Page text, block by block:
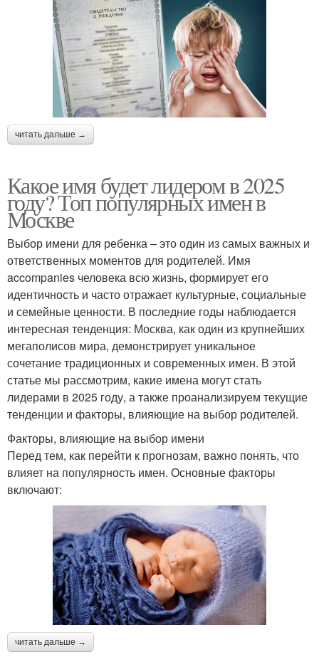
читать дальше →
Какое имя будет лидером в 2025
году? Топ популярных имен в
Москве
Выбор имени для ребенка – это один из самых важных и
ответственных моментов для родителей. Имя
accompanies человека всю жизнь, формирует его
идентичность и часто отражает культурные, социальные
и семейные ценности. В последние годы наблюдается
интересная тенденция: Москва, как один из крупнейших
мегаполисов мира, демонстрирует уникальное
сочетание традиционных и современных имен. В этой
статье мы рассмотрим, какие имена могут стать
лидерами в 2025 году, а также проанализируем текущие
тенденции и факторы, влияющие на выбор родителей.
Факторы, влияющие на выбор имени
Перед тем, как перейти к прогнозам, важно понять, что
влияет на популярность имен. Основные факторы
включают:
читать дальше →